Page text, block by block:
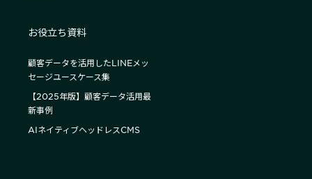
お役立ち資料
顧客データを活用したLINEメッ
セージユースケース集
【2025年版】顧客データ活用最
新事例
AIネイティブヘッドレスCMS